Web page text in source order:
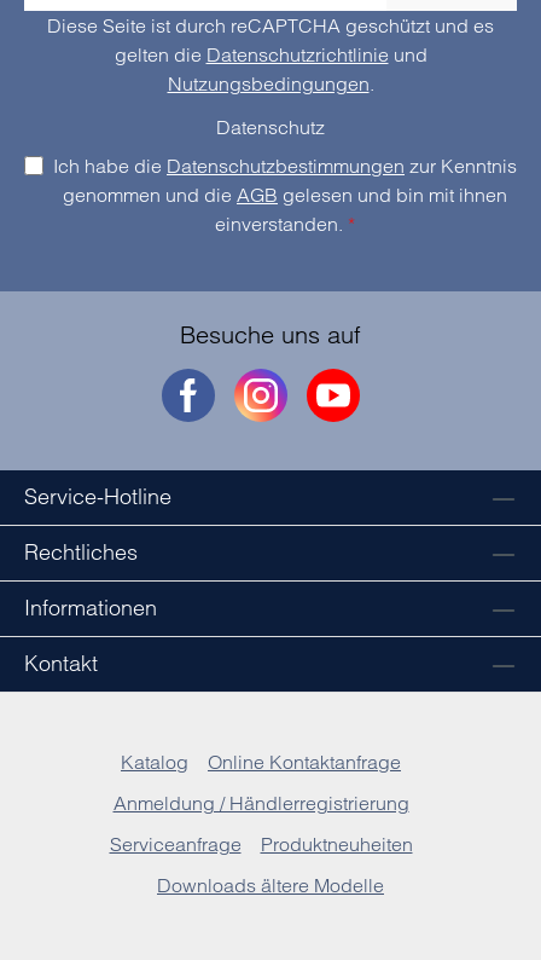
Diese Seite ist durch reCAPTCHA geschützt und es
gelten die Datenschutzrichtlinie und
Nutzungsbedingungen.
Datenschutz
Ich habe die Datenschutzbestimmungen zur Kenntnis
genommen und die AGB gelesen und bin mit ihnen
einverstanden. *
Besuche uns auf
Service-Hotline
Rechtliches
Informationen
Kontakt
Katalog
Online Kontaktanfrage
Anmeldung / Händlerregistrierung
Serviceanfrage
Produktneuheiten
Downloads ältere Modelle